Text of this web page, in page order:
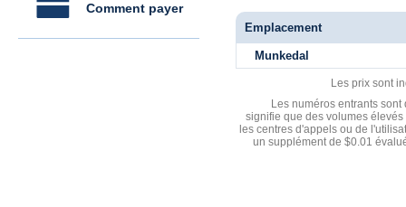
Comment payer
Emplacement
Munkedal
Les prix sont
Les numéros entrants
signifie que des volumes
les centres d'appels ou de
un supplément de $0.01